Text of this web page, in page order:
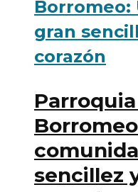
sencillez